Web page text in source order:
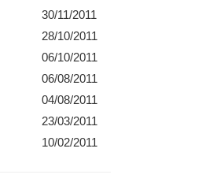
30/11/2011
28/10/2011
06/10/2011
06/08/2011
04/08/2011
23/03/2011
10/02/2011